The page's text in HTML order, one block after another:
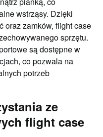
wstrząsy. Dzięki
oraz zamków, flight case
sprzętu.
są dostępne w
co pozwala na
potrzeb
ze
flight case